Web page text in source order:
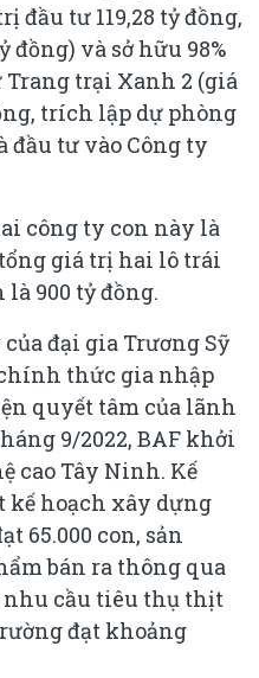
đầu tư 119,28 tỷ đồng,
và sở hữu 98%
trại Xanh 2 (giá
trích lập dự phòng
đầu tư vào Công ty
công ty con này là
giá trị hai lô trái
900 tỷ đồng.
đại gia Trương Sỹ
thức gia nhập
quyết tâm của lãnh
9/2022, BAF khởi
cao Tây Ninh. Kế
kế hoạch xây dựng
65.000 con, sản
bán ra thông qua
nhu cầu tiêu thụ thịt
đạt khoảng